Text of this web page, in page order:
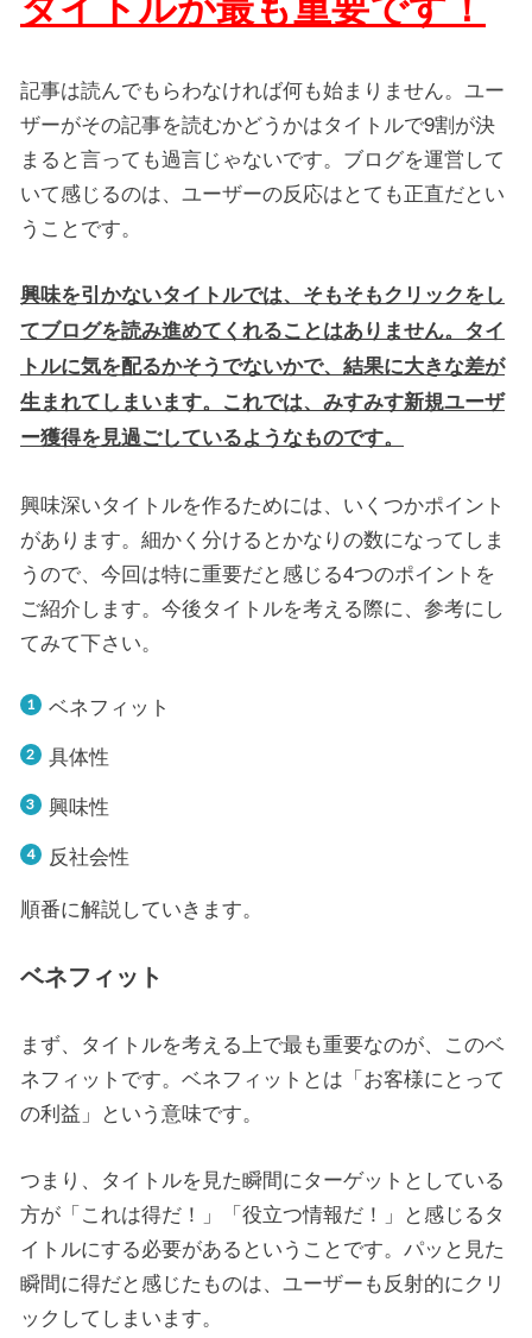
記事は読んでもらわなければ何も始まりません。ユー
ザーがその記事を読むかどうかはタイトルで9割が決
まると言っても過言じゃないです。ブログを運営して
いて感じるのは、ユーザーの反応はとても正直だとい
うことです。
興味を引かないタイトルでは、そもそもクリックをし
てブログを読み進めてくれることはありません。タイ
トルに気を配るかそうでないかで、結果に大きな差が
生まれてしまいます。これでは、みすみす新規ユーザ
ー獲得を見過ごしているようなものです。
興味深いタイトルを作るためには、いくつかポイント
があります。細かく分けるとかなりの数になってしま
うので、今回は特に重要だと感じる4つのポイントを
ご紹介します。今後タイトルを考える際に、参考にし
てみて下さい。
ベネフィット
具体性
興味性
反社会性
順番に解説していきます。
ベネフィット
まず、タイトルを考える上で最も重要なのが、このベ
ネフィットです。ベネフィットとは「お客様にとって
の利益」という意味です。
つまり、タイトルを見た瞬間にターゲットとしている
方が「これは得だ！」「役立つ情報だ！」と感じるタ
イトルにする必要があるということです。パッと見た
瞬間に得だと感じたものは、ユーザーも反射的にクリ
ックしてしまいます。